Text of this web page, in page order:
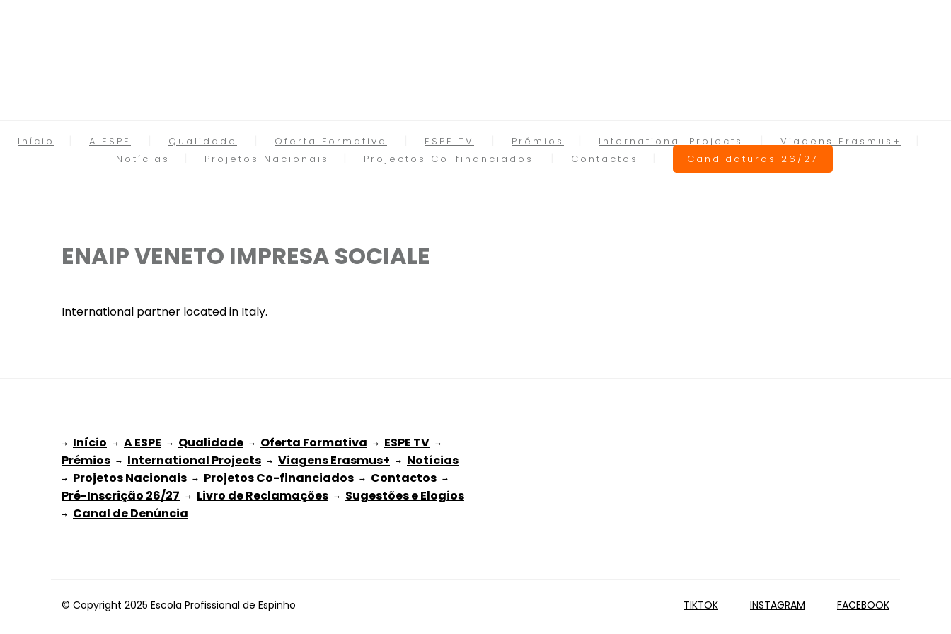
Início A ESPE Qualidade Oferta Formativa ESPE TV Prémios International Projects
Viagens Erasmus+
Notícias
Projetos Nacionais Projectos Co-financiados Contactos Candidaturas 26/27
ENAIP VENETO IMPRESA SOCIALE
International partner located in Italy.
→ Início → A ESPE → Qualidade → Oferta Formativa → ESPE TV
Prémios → International Projects → Viagens Erasmus+ → Notícias
→ Projetos Nacionais → Projetos Co-financiados → Contactos
Pré-Inscrição 26/27 → Livro de Reclamações → Sugestões e Elogios
→
© Copyright 2025 Escola Profissional de Espinho FACEBOOK
INSTAGRAM
TIKTOK